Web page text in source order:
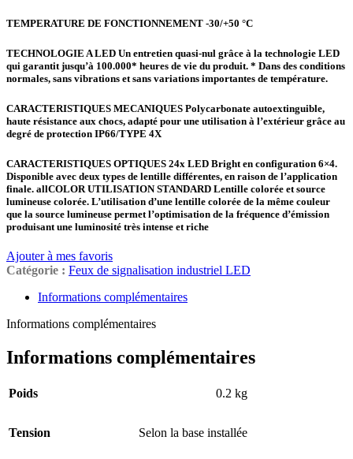
TEMPERATURE DE FONCTIONNEMENT -30/+50 °C
TECHNOLOGIE A LED Un entretien quasi-nul grâce à la technologie LED
qui garantit jusqu’à 100.000* heures de vie du produit. * Dans des conditions
normales, sans vibrations et sans variations importantes de température.
CARACTERISTIQUES MECANIQUES Polycarbonate autoextinguible,
haute résistance aux chocs, adapté pour une utilisation à l’extérieur grâce au
degré de protection IP66/TYPE 4X
CARACTERISTIQUES OPTIQUES 24x LED Bright en configuration 6×4.
Disponible avec deux types de lentille différentes, en raison de l’application
finale. allCOLOR UTILISATION STANDARD Lentille colorée et source
lumineuse colorée. L’utilisation d’une lentille colorée de la même couleur
que la source lumineuse permet l’optimisation de la fréquence d’émission
produisant une luminosité très intense et riche
Ajouter à mes favoris
Catégorie : Feux de signalisation industriel LED
Informations complémentaires
Informations complémentaires
Informations complémentaires
Poids 0.2 kg
Tension Selon la base installée